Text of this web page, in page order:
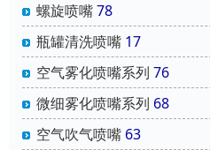
螺旋喷嘴78
瓶罐清洗喷嘴 17
空气雾化喷嘴系列 76
微细雾化喷嘴系列 68
空气吹气喷嘴 63